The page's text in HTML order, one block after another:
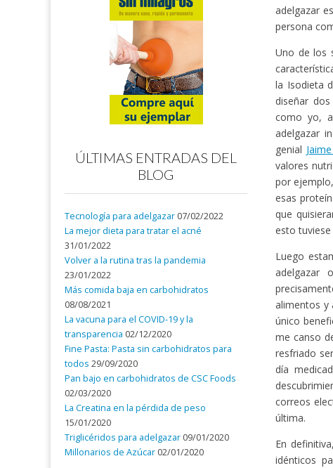
adelgazar
persona
Uno de los
la Isodieta
diseñar
como yo,
adelgazar
genial
valores
por
esas
que
esto
Luego
adelgazar
alimentos y
único
me canso
resfriado
día
correos
última.
En
idénticos
ÚLTIMAS ENTRADAS DEL
BLOG
Tecnología para adelgazar 07/02/2022
La mejor dieta para tratar el acné
31/01/2022
Volver a la rutina tras la pandemia
23/01/2022
Más comida baja en carbohidratos
08/08/2021
La vacuna para el COVID-19 y la
transparencia 02/12/2020
Fine Pasta: Pasta sin carbohidratos para
todos 29/09/2020
Pan bajo en carbohidratos de CSC Foods
02/03/2020
La Creatina en la pérdida de peso
15/01/2020
Triglicéridos para adelgazar 09/01/2020
Millonarios de Azúcar 02/01/2020